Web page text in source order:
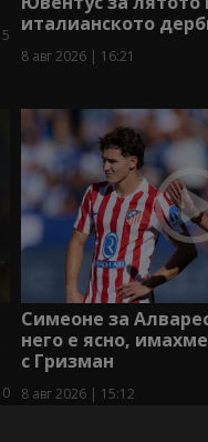
5
италианското
8 авг 2026 | 16:21
0
Симеоне за
него е ясно,
с Гризман
8 авг 2026 | 15:12